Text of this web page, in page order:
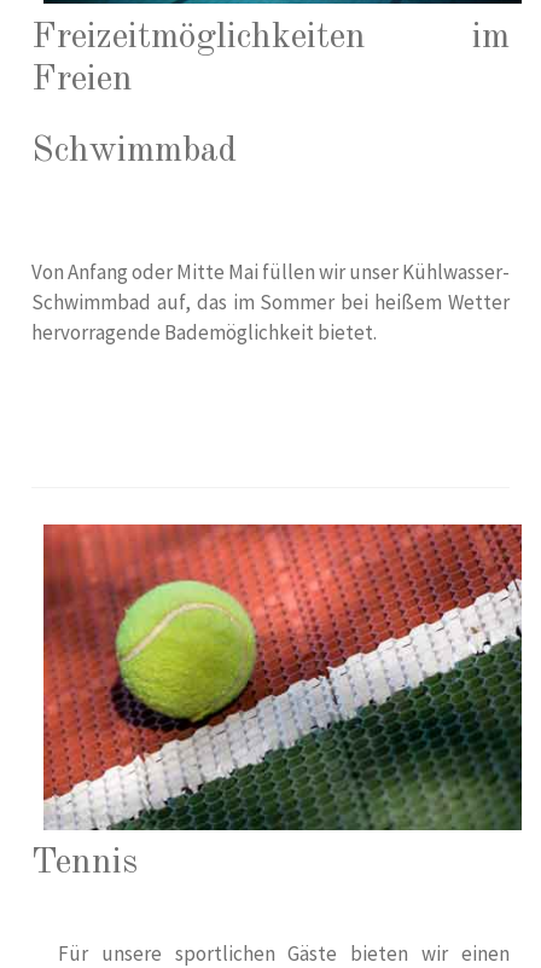
Freizeitmöglichkeiten im
Freien
Schwimmbad
Von Anfang oder Mitte Mai füllen wir unser Kühlwasser-
Schwimmbad auf, das im Sommer bei heißem Wetter
hervorragende Bademöglichkeit bietet.
Tennis
Für unsere sportlichen Gäste bieten wir einen